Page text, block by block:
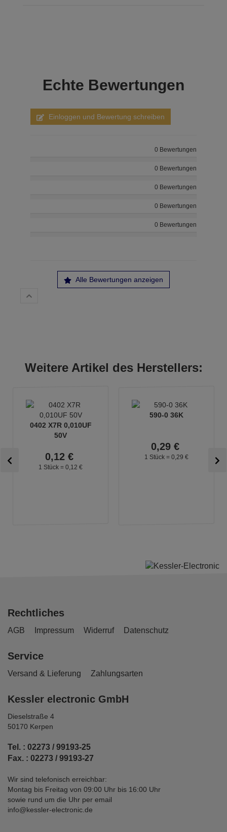
Echte Bewertungen
Einloggen und Bewertung schreiben
0 Bewertungen
0 Bewertungen
0 Bewertungen
0 Bewertungen
0 Bewertungen
Alle Bewertungen anzeigen
Weitere Artikel des Herstellers:
0402 X7R 0,010UF
50V
0,12 €
1 Stück = 0, 12 €
590-0 36K
0,29 €
1 Stück = 0, 29 €
Rechtliches
AGB Impressum Widerruf Datenschutz
Service
Versand & Lieferung Zahlungsarten
Kessler electronic GmbH
Dieselstraße 4
50170 Kerpen
Tel. : 02273 / 99193-25
Fax. : 02273 / 99193-27
Wir sind telefonisch erreichbar:
Montag bis Freitag von 09:00 Uhr bis 16:00 Uhr
sowie rund um die Uhr per email
info@kessler-electronic.de